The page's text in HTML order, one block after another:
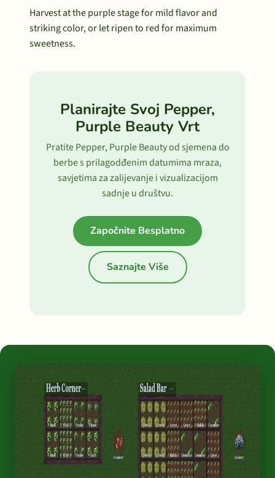
Harvest at the purple stage for mild flavor and
striking color, or let ripen to red for maximum
sweetness.
Planirajte Svoj Pepper,
Purple Beauty Vrt
Pratite Pepper, Purple Beauty od sjemena do
berbe s prilagodđenim datumima mraza,
savjetima za zalijevanje i vizualizacijom
sadnje u društvu.
Započnite Besplatno
Saznajte Više